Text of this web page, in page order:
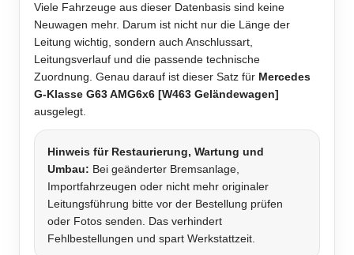
Viele Fahrzeuge aus dieser Datenbasis sind keine
Neuwagen mehr. Darum ist nicht nur die Länge der
Leitung wichtig, sondern auch Anschlussart,
Leitungsverlauf und die passende technische
Zuordnung. Genau darauf ist dieser Satz für Mercedes
G-Klasse G63 AMG6x6 [W463 Geländewagen]
ausgelegt.
Hinweis für Restaurierung, Wartung und
Umbau: Bei geänderter Bremsanlage,
Importfahrzeugen oder nicht mehr originaler
Leitungsführung bitte vor der Bestellung prüfen
oder Fotos senden. Das verhindert
Fehlbestellungen und spart Werkstattzeit.